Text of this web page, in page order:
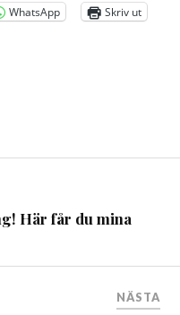
WhatsApp
Skriv ut
Här får du mina
NÄSTA